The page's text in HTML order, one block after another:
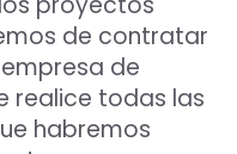
de contratar
de
realice todas las
habremos